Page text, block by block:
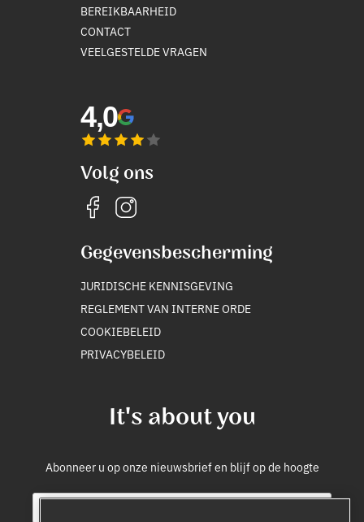
BEREIKBAARHEID
CONTACT
VEELGESTELDE VRAGEN
It's about you
Abonneer u op onze nieuwsbrief en blijf op de hoogte
E
4,0
Volg ons
Gegevensbescherming
JURIDISCHE KENNISGEVING
REGLEMENT VAN INTERNE ORDE
COOKIEBELEID
PRIVACYBELEID